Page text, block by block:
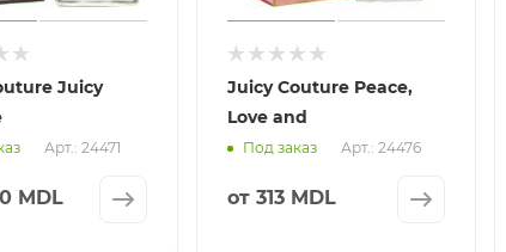
Juicy
Арт.: 24471
MDL
Juicy Couture Peace,
Love and
Под заказ Арт.: 24476
от 313 MDL